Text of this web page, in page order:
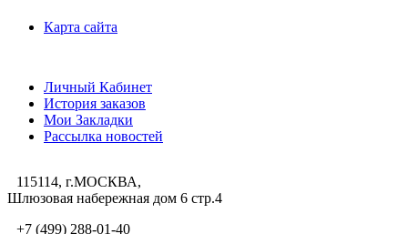
Карта сайта
Личный Кабинет
История заказов
Мои Закладки
Рассылка новостей
115114, г.МОСКВА,
Шлюзовая набережная дом 6 стр.4
+7 (499) 288-01-40